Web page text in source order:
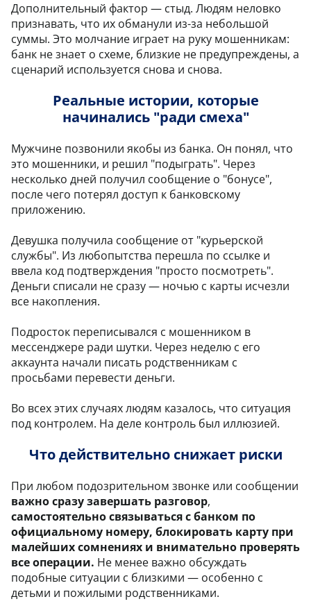
Дополнительный фактор — стыд. Людям неловко
признавать, что их обманули из-за небольшой
суммы. Это молчание играет на руку мошенникам:
банк не знает о схеме, близкие не предупреждены, а
сценарий используется снова и снова.
Реальные истории, которые
начинались "ради смеха"
Мужчине позвонили якобы из банка. Он понял, что
это мошенники, и решил "подыграть". Через
несколько дней получил сообщение о "бонусе",
после чего потерял доступ к банковскому
приложению.
Девушка получила сообщение от "курьерской
службы". Из любопытства перешла по ссылке и
ввела код подтверждения "просто посмотреть".
Деньги списали не сразу — ночью с карты исчезли
все накопления.
Подросток переписывался с мошенником в
мессенджере ради шутки. Через неделю с его
аккаунта начали писать родственникам с
просьбами перевести деньги.
Во всех этих случаях людям казалось, что ситуация
под контролем. На деле контроль был иллюзией.
Что действительно снижает риски
При любом подозрительном звонке или сообщении
важно сразу завершать разговор,
самостоятельно связываться с банком по
официальному номеру, блокировать карту при
малейших сомнениях и внимательно проверять
все операции. Не менее важно обсуждать
подобные ситуации с близкими — особенно с
детьми и пожилыми родственниками.